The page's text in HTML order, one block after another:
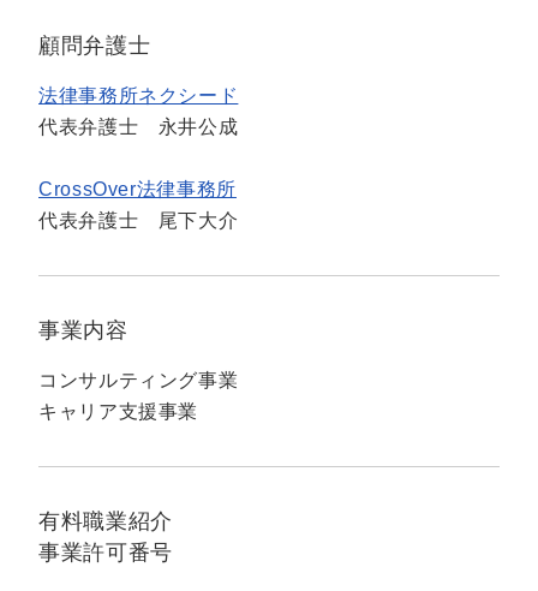
顧問弁護士
法律事務所ネクシード
代表弁護士 永井公成
CrossOver法律事務所
代表弁護士 尾下大介
事業内容
コンサルティング事業
キャリア支援事業
有料職業紹介
事業許可番号